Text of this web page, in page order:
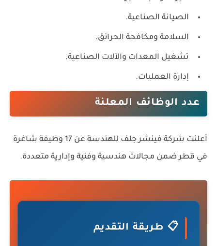
الصيانة الصناعية.
السلامة ومكافحة الحرائق.
تشغيل المعدات والآلات الصناعية.
إدارة العمليات.
عدد الوظائف المعلنة
أعلنت شركة فينشر جلف للهندسة عن 17 وظيفة شاغرة
في قطر ضمن مجالات هندسية وفنية وإدارية متعددة.
📋 طريقة التقديم